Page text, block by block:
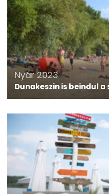
Nyár 2023
Dunakeszin is beindul